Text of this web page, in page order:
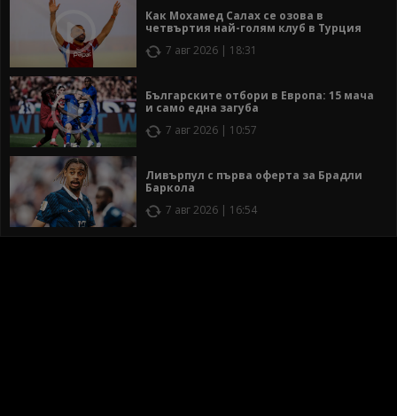
Как Мохамед Салах се озова в
четвъртия най-голям клуб в Турция
7 авг 2026 | 18:31
Българските отбори в Европа: 15 мача
и само една загуба
7 авг 2026 | 10:57
Ливърпул с първа оферта за Брадли
Баркола
7 авг 2026 | 16:54